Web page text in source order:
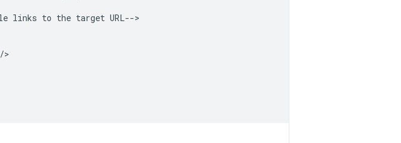
links to the target